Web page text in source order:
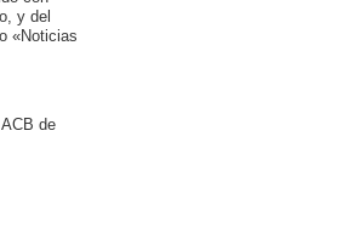
y del
«Noticias
de